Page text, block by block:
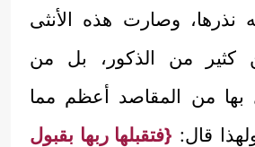
نذرها، وصارت هذه الأنثى
كثير من الذكور، بل من
بها من المقاصد أعظم مما
قال: {فتقبلها ربها بقبول